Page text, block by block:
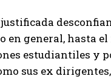
en general, hasta
estudiantiles y
sus ex